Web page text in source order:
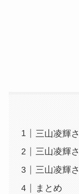
三山凌輝
三山凌輝
三山凌輝
まとめ